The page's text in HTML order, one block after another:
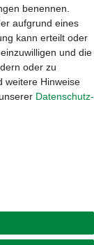
benennen.
aufgrund eines
kann erteilt oder
und die
oder zu
weitere Hinweise
Daten­schutz­